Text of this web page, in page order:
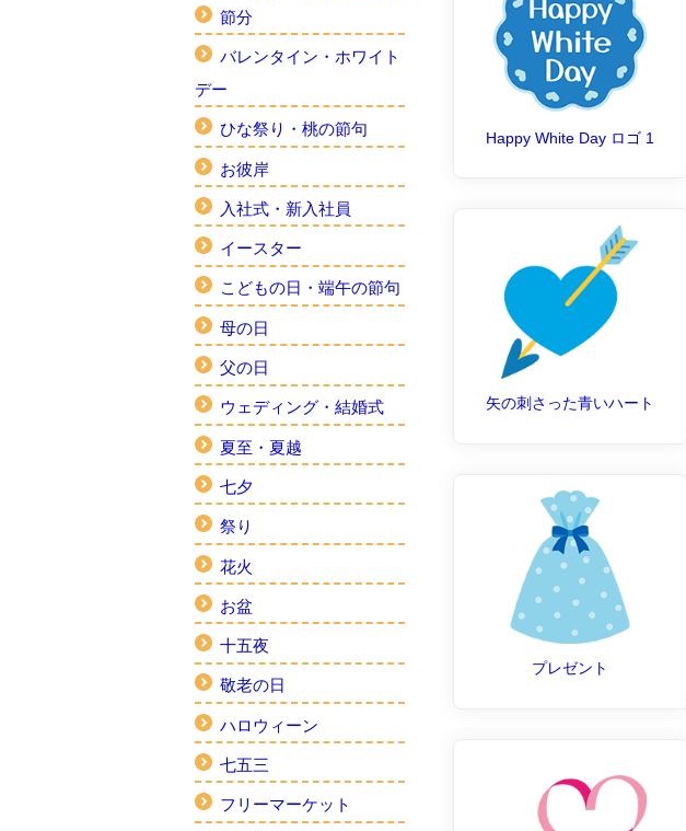
節分
バレンタイン・ホワイト
デー
ひな祭り・桃の節句
お彼岸
入社式・新入社員
イースター
こどもの日・端午の節句
母の日
父の日
ウェディング・結婚式
夏至・夏越
七夕
祭り
花火
お盆
十五夜
敬老の日
ハロウィーン
七五三
フリーマーケット
Happy White Day ロゴ 1
矢の刺さった青いハート
プレゼント